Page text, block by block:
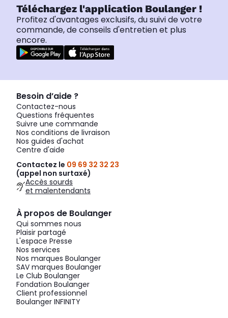
Téléchargez l'application Boulanger !
Profitez d'avantages exclusifs, du suivi de votre
commande, de conseils d'entretien et plus
encore.
Besoin d’aide ?
Contactez-nous
Questions fréquentes
Suivre une commande
Nos conditions de livraison
Nos guides d'achat
Centre d'aide
Contactez le 09 69 32 32 23
(appel non surtaxé)
Accès sourds
et malentendants
À propos de Boulanger
Qui sommes nous
Plaisir partagé
L'espace Presse
Nos services
Nos marques Boulanger
SAV marques Boulanger
Le Club Boulanger
Fondation Boulanger
Client professionnel
Boulanger INFINITY